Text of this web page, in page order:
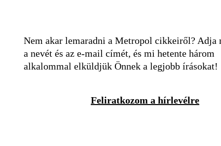
Nem akar lemaradni a Metropol cikkeiről? Adja
a nevét és az e-mail címét, és mi hetente három
alkalommal elküldjük Önnek a legjobb írásokat!
Feliratkozom a hírlevélre